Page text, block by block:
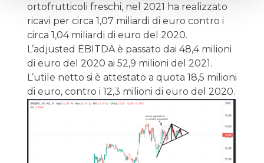
ortofrutticoli freschi, nel 2021 ha realizzato
ricavi per circa 1,07 miliardi di euro contro i
circa 1,04 miliardi di euro del 2020.
L’adjusted EBITDA è passato dai 48,4 milioni
di euro del 2020 ai 52,9 milioni del 2021.
L’utile netto si è attestato a quota 18,5 milioni
di euro, contro i 12,3 milioni di euro del 2020.